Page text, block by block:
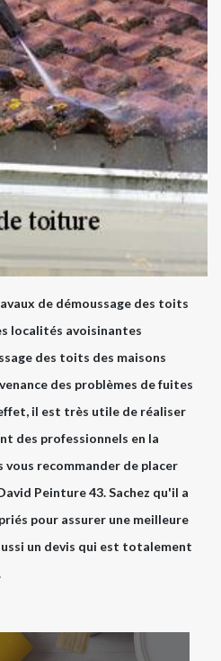
de démoussage des toits
localités avoisinantes
des toits des maisons
des problèmes de fuites
il est très utile de réaliser
des professionnels en la
vous recommander de placer
Peinture 43. Sachez qu'il a
pour assurer une meilleure
un devis qui est totalement